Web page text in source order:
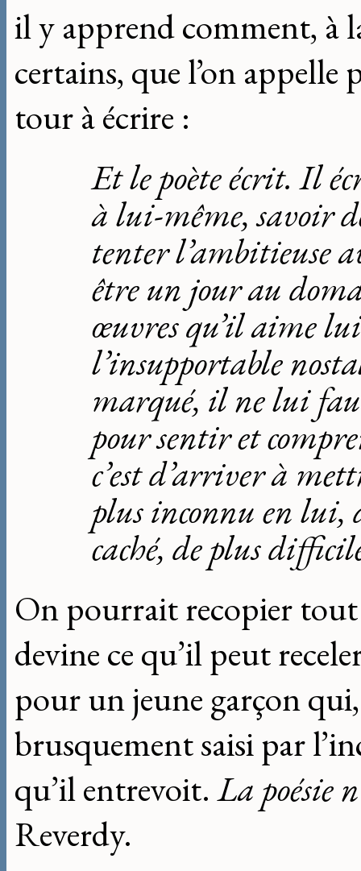
il y apprend comment, à
certains, que l’on appelle
tour à écrire :
Et le poète écrit. Il
à lui-même, savoir
tenter l’ambitieuse
être un jour au
œuvres qu’il aime
l’insupportable
marqué, il ne lui
pour sentir et
c’est d’arriver à
plus inconnu en lui,
caché, de plus
On pourrait recopier
devine ce qu’il peut
pour un jeune garçon qui,
brusquement saisi par
qu’il entrevoit.La poésie
Reverdy.